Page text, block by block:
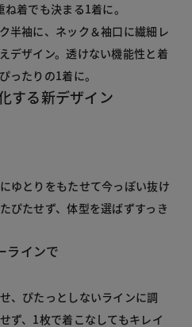
着でも決まる1着に。
半袖に、ネック＆袖口に繊細レ
デザイン。透けない機能性と着
ったりの1着に。
する新デザイン
ゆとりをもたせて今っぽい抜け
ぴたせず、体型を選ばずすっき
ラインで
、ぴたっとしないラインに調
ず、1枚で着こなしてもキレイ